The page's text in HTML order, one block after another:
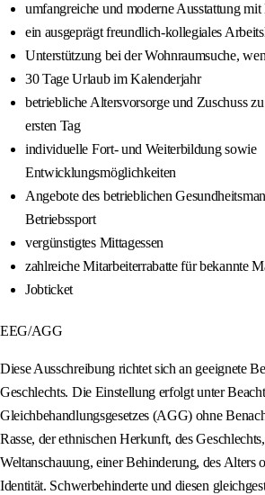
umfangreiche und moderne Ausstattung mit
ein ausgeprägt freundlich-kollegiales
Unterstützung bei der Wohnraumsuche,
30 Tage Urlaub im Kalenderjahr
betriebliche Altersvorsorge und Zuschuss
ersten Tag
individuelle Fort- und Weiterbildung sowie
Entwicklungsmöglichkeiten
Angebote des betrieblichen
Betriebssport
vergünstigtes Mittagessen
zahlreiche Mitarbeiterrabatte für bekannte
Jobticket
EEG/AGG
Diese Ausschreibung richtet sich an geeignete
Geschlechts. Die Einstellung erfolgt unter
Gleichbehandlungsgesetzes (AGG) ohne
Rasse, der ethnischen Herkunft, des
Weltanschauung, einer Behinderung, des Alters
Identität. Schwerbehinderte und diesen